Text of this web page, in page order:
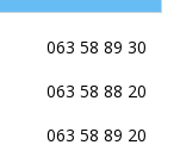
063 58 89 30
063 58 88 20
063 58 89 20